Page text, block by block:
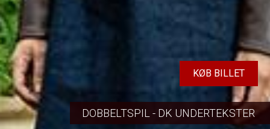
DOBBELTSPIL - DK UNDERTEKSTER
KØB BILLET